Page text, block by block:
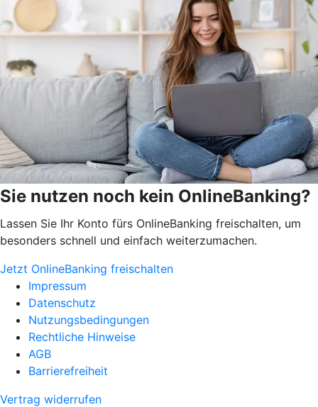
Sie nutzen noch kein OnlineBanking?
Lassen Sie Ihr Konto fürs OnlineBanking freischalten, um
besonders schnell und einfach weiterzumachen.
Jetzt OnlineBanking freischalten
Impressum
Datenschutz
Nutzungsbedingungen
Rechtliche Hinweise
AGB
Barrierefreiheit
Vertrag widerrufen